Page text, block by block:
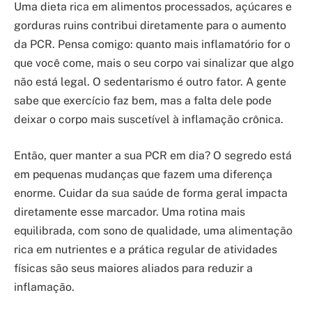
Uma dieta rica em alimentos processados, açúcares e
gorduras ruins contribui diretamente para o aumento
da PCR. Pensa comigo: quanto mais inflamatório for o
que você come, mais o seu corpo vai sinalizar que algo
não está legal. O sedentarismo é outro fator. A gente
sabe que exercício faz bem, mas a falta dele pode
deixar o corpo mais suscetível à inflamação crônica.
Então, quer manter a sua PCR em dia? O segredo está
em pequenas mudanças que fazem uma diferença
enorme. Cuidar da sua saúde de forma geral impacta
diretamente esse marcador. Uma rotina mais
equilibrada, com sono de qualidade, uma alimentação
rica em nutrientes e a prática regular de atividades
físicas são seus maiores aliados para reduzir a
inflamação.